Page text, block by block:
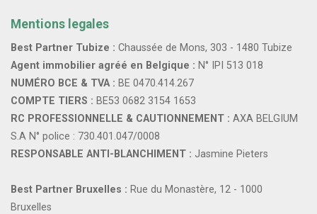
Mentions legales
Best Partner Tubize : Chaussée de Mons, 303 - 1480 Tubize
Agent immobilier agréé en Belgique : N° IPI 513 018
NUMÉRO BCE & TVA : BE 0470.414.267
COMPTE TIERS : BE53 0682 3154 1653
RC PROFESSIONNELLE & CAUTIONNEMENT : AXA BELGIUM
S.A N° police : 730.401.047/0008
RESPONSABLE ANTI-BLANCHIMENT : Jasmine Pieters
Best Partner Bruxelles : Rue du Monastère, 12 - 1000
Bruxelles